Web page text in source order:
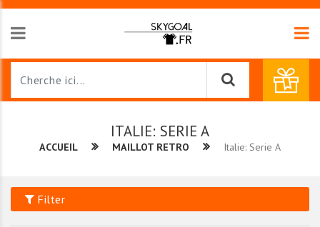
ITALIE: SERIE A
ACCUEIL MAILLOT RETRO Italie: Serie A
Filter